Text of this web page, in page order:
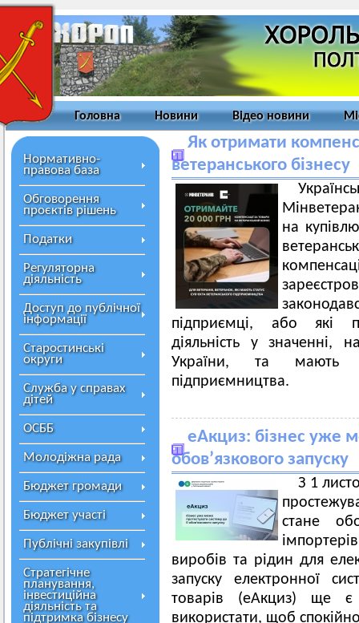
Головна Новини Відео новини
Нормативно-
правова база
Обговорення
проєктів рішень
Податки
Регуляторна
діяльність
Доступ до публічної
інформації
Старостинські
округи
Служба у справах
дітей
ОСББ
Молодіжна рада
Бюджет громади
Бюджет участі
Публічні закупівлі
Стратегічне
планування,
інвестиційна
діяльність та
підтримка бізнесу
Як отримати
ветеранського бізнесу
на
підприємці, або які
діяльність у значенні,
України, та мають
підприємництва.
еАкциз: бізнес уже
обов’язкового запуску
З 1
стане
виробів та рідин для
запуску електронної
товарів (еАкциз) ще
використати, щоб